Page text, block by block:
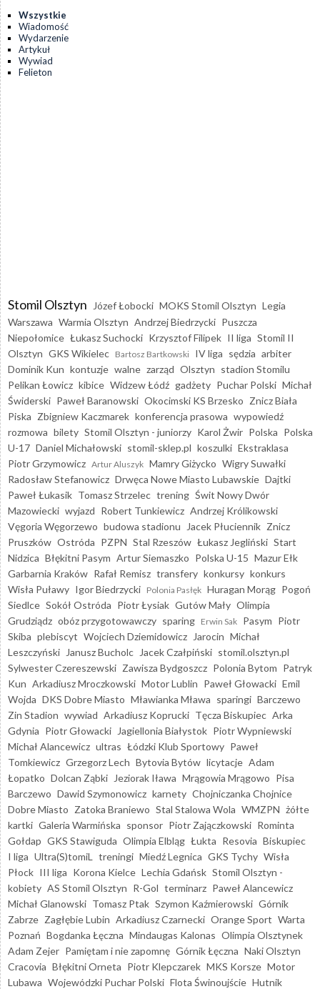
Wszystkie
Wiadomość
Wydarzenie
Artykuł
Wywiad
Felieton
Stomil Olsztyn Józef Łobocki MOKS Stomil Olsztyn Legia
Warszawa Warmia Olsztyn Andrzej Biedrzycki Puszcza
Niepołomice Łukasz Suchocki Krzysztof Filipek II liga Stomil II
Olsztyn GKS Wikielec Bartosz Bartkowski IV liga sędzia arbiter
Dominik Kun kontuzje walne zarząd Olsztyn stadion Stomilu
Pelikan Łowicz kibice Widzew Łódź gadżety Puchar Polski Michał
Świderski Paweł Baranowski Okocimski KS Brzesko Znicz Biała
Piska Zbigniew Kaczmarek konferencja prasowa wypowiedź
rozmowa bilety Stomil Olsztyn - juniorzy Karol Żwir Polska Polska
U-17 Daniel Michałowski stomil-sklep.pl koszulki Ekstraklasa
Piotr Grzymowicz Artur Aluszyk Mamry Giżycko Wigry Suwałki
Radosław Stefanowicz Drwęca Nowe Miasto Lubawskie Dajtki
Paweł Łukasik Tomasz Strzelec trening Świt Nowy Dwór
Mazowiecki wyjazd Robert Tunkiewicz Andrzej Królikowski
Vęgoria Węgorzewo budowa stadionu Jacek Płuciennik Znicz
Pruszków Ostróda PZPN Stal Rzeszów Łukasz Jegliński Start
Nidzica Błękitni Pasym Artur Siemaszko Polska U-15 Mazur Ełk
Garbarnia Kraków Rafał Remisz transfery konkursy konkurs
Wisła Puławy Igor Biedrzycki Polonia Pasłęk Huragan Morąg Pogoń
Siedlce Sokół Ostróda Piotr Łysiak Gutów Mały Olimpia
Grudziądz obóz przygotowawczy sparing Erwin Sak Pasym Piotr
Skiba plebiscyt Wojciech Dziemidowicz Jarocin Michał
Leszczyński
Janusz Bucholc Jacek Czałpiński stomil.olsztyn.pl
Sylwester Czereszewski Zawisza Bydgoszcz Polonia Bytom Patryk
Kun Arkadiusz Mroczkowski Motor Lublin Paweł Głowacki Emil
Wojda DKS Dobre Miasto Mławianka Mława sparingi Barczewo
Zin Stadion wywiad Arkadiusz Koprucki Tęcza Biskupiec Arka
Gdynia Piotr Głowacki Jagiellonia Białystok Piotr Wypniewski
Michał Alancewicz ultras Łódzki Klub Sportowy Paweł
Tomkiewicz Grzegorz Lech Bytovia Bytów licytacje Adam
Łopatko Dolcan Ząbki Jeziorak Iława Mrągowia Mrągowo Pisa
Barczewo Dawid Szymonowicz karnety Chojniczanka Chojnice
Dobre Miasto Zatoka Braniewo Stal Stalowa Wola WMZPN żółte
kartki Galeria Warmińska sponsor Piotr Zajączkowski Rominta
Gołdap GKS Stawiguda Olimpia Elbląg Łukta Resovia Biskupiec
I liga Ultra(S)tomiL treningi Miedź Legnica GKS Tychy Wisła
Płock III liga Korona Kielce Lechia Gdańsk Stomil Olsztyn -
kobiety AS Stomil Olsztyn R-Gol terminarz Paweł Alancewicz
Michał Glanowski Tomasz Ptak Szymon Kaźmierowski Górnik
Zabrze Zagłębie Lubin Arkadiusz Czarnecki Orange Sport Warta
Poznań Bogdanka Łęczna Mindaugas Kalonas Olimpia Olsztynek
Adam Zejer Pamiętam i nie zapomnę Górnik Łęczna Naki Olsztyn
Cracovia Błękitni Orneta Piotr Klepczarek MKS Korsze Motor
Lubawa Wojewódzki Puchar Polski Flota Świnoujście Hutnik